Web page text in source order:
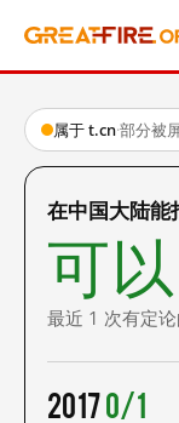
属于 t.cn·部分被
在中国大陆
可以
最近 1 次有定论
20170/1